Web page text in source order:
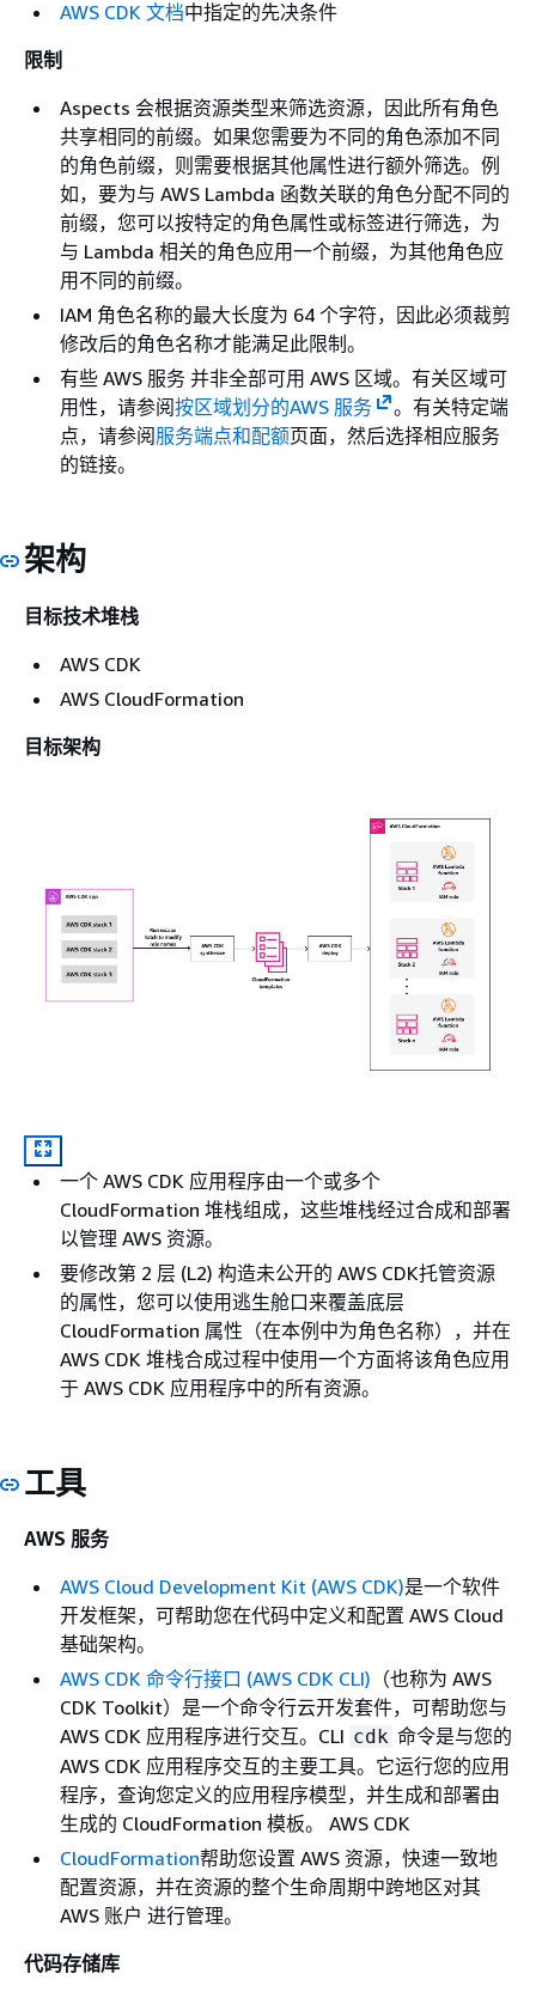
AWS CDK 文档中指定的先决条件
限制
Aspects 会根据资源类型来筛选资源，因此所有角色
共享相同的前缀。如果您需要为不同的角色添加不同
的角色前缀，则需要根据其他属性进行额外筛选。例
如，要为与 AWS Lambda 函数关联的角色分配不同的
前缀，您可以按特定的角色属性或标签进行筛选，为
与 Lambda 相关的角色应用一个前缀，为其他角色应
用不同的前缀。
IAM 角色名称的最大长度为 64 个字符，因此必须裁剪
修改后的角色名称才能满足此限制。
有些 AWS 服务 并非全部可用 AWS 区域。有关区域可
用性，请参阅按区域划分的AWS 服务
。有关特定端
点，请参阅服务端点和配额页面，然后选择相应服务
的链接。
架构
目标技术堆栈
AWS CDK
AWS CloudFormation
目标架构
一个 AWS CDK 应用程序由一个或多个
CloudFormation 堆栈组成，这些堆栈经过合成和部署
以管理 AWS 资源。
要修改第 2 层 (L2) 构造未公开的 AWS CDK托管资源
的属性，您可以使用逃生舱口来覆盖底层
CloudFormation 属性（在本例中为角色名称），并在
AWS CDK 堆栈合成过程中使用一个方面将该角色应用
于 AWS CDK 应用程序中的所有资源。
工具
AWS 服务
AWS Cloud Development Kit (AWS CDK)是一个软件
开发框架，可帮助您在代码中定义和配置 AWS Cloud
基础架构。
AWS CDK 命令行接口 (AWS CDK CLI) （也称为 AWS
CDK Toolkit）是一个命令行云开发套件，可帮助您与
AWS CDK 应用程序进行交互。CLI cdk 命令是与您的
AWS CDK 应用程序交互的主要工具。它运行您的应用
程序，查询您定义的应用程序模型，并生成和部署由
生成的 CloudFormation 模板。 AWS CDK
CloudFormation帮助您设置 AWS 资源，快速一致地
配置资源，并在资源的整个生命周期中跨地区对其
AWS 账户 进行管理。
代码存储库